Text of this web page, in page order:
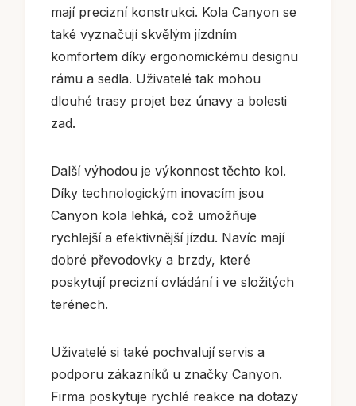
mají precizní konstrukci. Kola Canyon se
také vyznačují skvělým jízdním
komfortem díky ergonomickému designu
rámu a sedla. Uživatelé tak mohou
dlouhé trasy projet bez únavy a bolesti
zad.
Další výhodou je výkonnost těchto kol.
Díky technologickým inovacím jsou
Canyon kola lehká, což umožňuje
rychlejší a efektivnější jízdu. Navíc mají
dobré převodovky a brzdy, které
poskytují precizní ovládání i ve složitých
terénech.
Uživatelé si také pochvalují servis a
podporu zákazníků u značky Canyon.
Firma poskytuje rychlé reakce na dotazy